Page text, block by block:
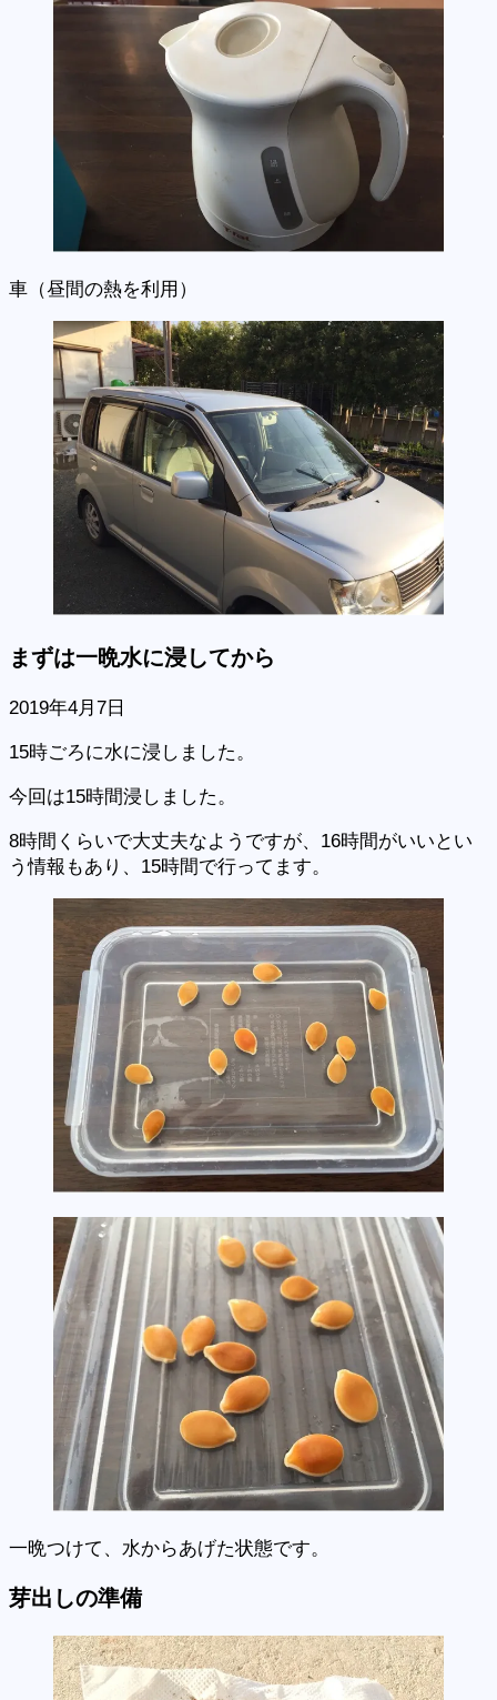
車（昼間の熱を利用）
まずは一晩水に浸してから
2019年4月7日
15時ごろに水に浸しました。
今回は15時間浸しました。
8時間くらいで大丈夫なようですが、16時間がいいとい
う情報もあり、15時間で行ってます。
一晩つけて、水からあげた状態です。
芽出しの準備